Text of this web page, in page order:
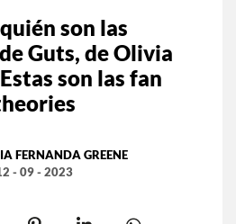
son las
Guts, de Olivia
son las fan
FERNANDA GREENE
- 09 - 2023